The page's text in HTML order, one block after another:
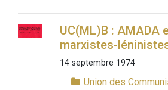
UC(ML)B : AMADA
marxistes-
14 septembre 1974
Union des